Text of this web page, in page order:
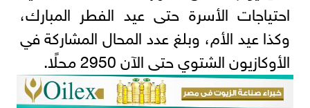
احتياجات الأسرة حتى عيد الفطر المبارك،
وكذا عيد الأم، وبلغ عدد المحال المشاركة في
الأوكازيون الشتوي حتى الآن 2950 محلًا.